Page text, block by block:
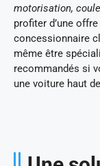
motorisation,
profiter d’une
concessionnaire
même être
recommandés si
une voiture haut